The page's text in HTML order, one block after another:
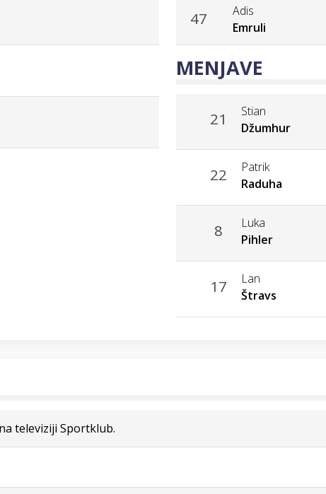
47
Adis
Emruli
MENJAVE
21
Stian
Džumhur
22
Patrik
Raduha
8
Luka
Pihler
17
Lan
Štravs
televiziji Sportklub.